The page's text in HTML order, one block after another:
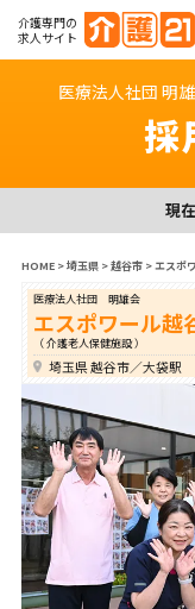
介護専門の
求人サイト
医療法人社団 明
採
現
HOME>埼玉県>越谷市>エスポ
医療法人社団 明雄会
エスポワール越
（ 介護老人保健施設 ）
埼玉県 越谷市／大袋駅